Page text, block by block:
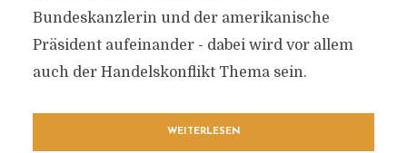
Bundeskanzlerin und der amerikanische
Präsident aufeinander - dabei wird vor allem
auch der Handelskonflikt Thema sein.
WEITERLESEN